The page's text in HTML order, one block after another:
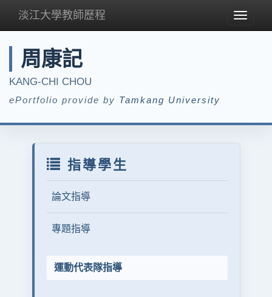
Toggle
淡江大學教師歷程
周康記
KANG-CHI CHOU
ePortfolio provide by Tamkang University
指導學生
論文指導
專題指導
運動代表隊指導